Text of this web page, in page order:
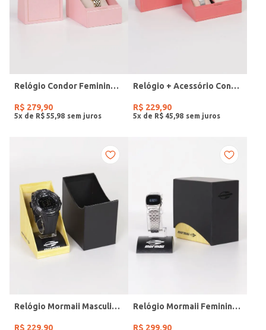
Relógio Condor Feminino DOURADO
R$ 279,90
5x de R$ 55 98
Relógio + Acessório Condor Feminino PRATA
R$ 229,90
5x de R$ 45 98
Relógio Mormaii Masculino PRETO
R$ 229,90
Relógio Mormaii Feminino PRATA
R$ 299,90